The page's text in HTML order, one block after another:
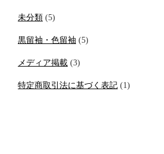
未分類 (5)
黒留袖・色留袖 (5)
メディア掲載 (3)
特定商取引法に基づく表記 (1)